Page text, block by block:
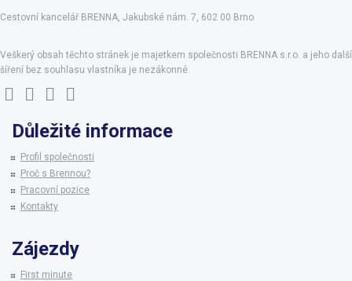
Cestovní kancelář BRENNA, Jakubské nám. 7, 602 00 Brno
Veškerý obsah těchto stránek je majetkem společnosti BRENNA s.r.o. a jeho další
šíření bez souhlasu vlastníka je nezákonné.
Důležité informace
Profil společnosti
Proč s Brennou?
Pracovní pozice
Kontakty
Zájezdy
First minute